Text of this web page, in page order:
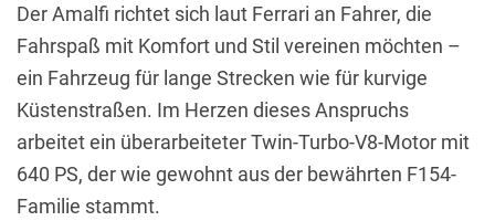
Der Amalfi richtet sich laut Ferrari an Fahrer, die
Fahrspaß mit Komfort und Stil vereinen möchten –
ein Fahrzeug für lange Strecken wie für kurvige
Küstenstraßen. Im Herzen dieses Anspruchs
arbeitet ein überarbeiteter Twin-Turbo-V8-Motor mit
640 PS, der wie gewohnt aus der bewährten F154-
Familie stammt.